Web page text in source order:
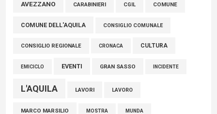
Marcinelle, Verrecchia (FdI): "Un minuto di raccoglimento in
connazionali tra cui molti abruzzesi"
06 Agosto 2026
AVEZZANO CARABINIERI CGIL COMUNE
COMUNE DELL'AQUILA CONSIGLIO COMUNALE
CONSIGLIO REGIONALE CRONACA CULTURA
EMICICLO EVENTI GRAN SASSO INCIDENTE
L'AQUILA LAVORI LAVORO
MARCO MARSILIO MOSTRA MUNDA